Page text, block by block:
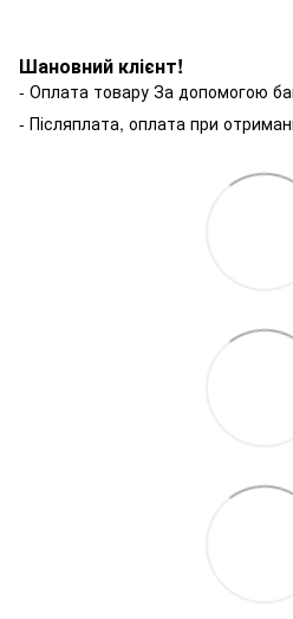
Шановний клієнт!
- Оплата товару За допомогою
- Післяплата, оплата при